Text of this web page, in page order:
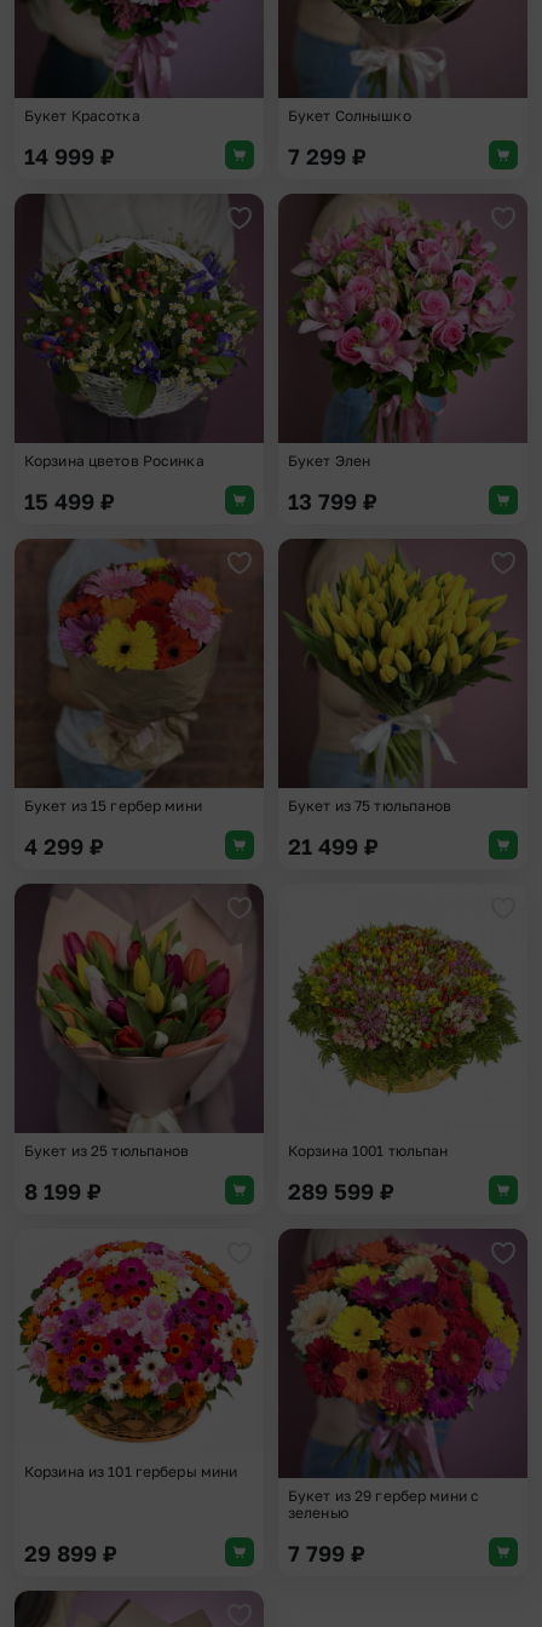
Букет Красотка
14 999 ₽
Букет Солнышко
7 299 ₽
Добавить в избранное
Корзина цветов Росинка
15 499 ₽
Букет Элен
13 799 ₽
Добавить в избранное
Букет из 15 гербер мини
4 299 ₽
Букет из 75 тюльпанов
21 499 ₽
Добавить в избранное
Букет из 25 тюльпанов
8 199 ₽
Корзина 1001 тюльпан
289 599 ₽
Добавить в избранное
Корзина из 101 герберы мини
29 899 ₽
Букет из 29 гербер мини с
зеленью
7 799 ₽